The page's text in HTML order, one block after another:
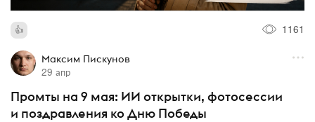
1161
Максим Пискунов
29 апр
Промты на 9 мая: ИИ открытки, фотосессии
и поздравления ко Дню Победы